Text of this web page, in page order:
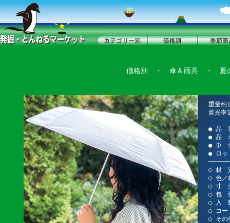
価格別 ・ 傘＆雨具 ・ 夏
重量約
遮光率
● 品
● 品
● 単
● ロッ
○ 材
○ 色／
○ 寸
○ 包
○ 入
○ コー
○ その